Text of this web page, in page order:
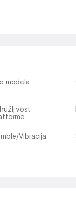
modela
Vibracija